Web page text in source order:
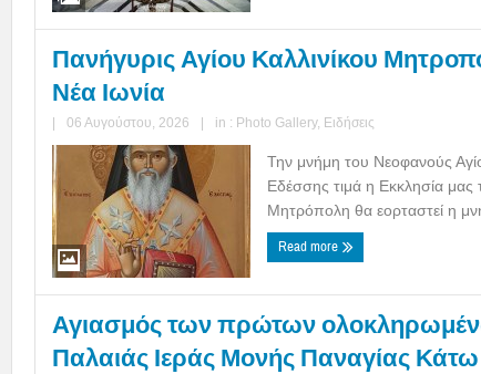
Πανήγυρις Αγίου Καλλινίκου
Νέα Ιωνία
06 Αυγούστου, 2026 in : Photo Gallery, Ειδήσεις
Την μνήμη του Νεοφανούς
Εδέσσης τιμά η Εκκλησία
Μητρόπολη θα εορταστεί η
Read more
Αγιασμός των πρώτων
Παλαιάς Ιεράς Μονής Παναγίας Κάτω